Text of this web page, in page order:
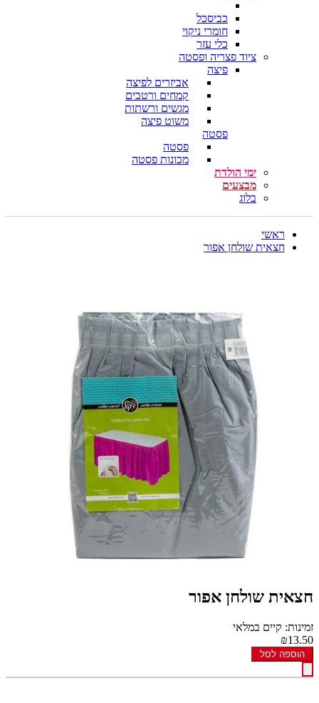
כביסכל
חומרי ניקוי
כלי עזר
ציוד פצריה ופסטה
פיצה
אביזרים לפיצה
קמחים ורטבים
מגשים ורשתות
משוט פיצה
פסטה
פסטה
מכונות פסטה
ימי הולדת
מבצעים
בלוג
ראשי
חצאית שולחן אפור
חצאית שולחן אפור
זמינות: קיים במלאי
₪13.50
הוספה לסל